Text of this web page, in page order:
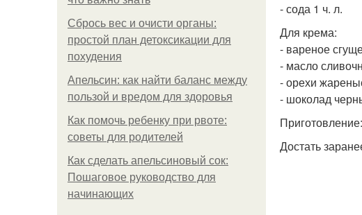
Сбрось вес и очисти органы:
простой план детоксикации для
похудения
Апельсин: как найти баланс между
пользой и вредом для здоровья
Как помочь ребенку при рвоте:
советы для родителей
Как сделать апельсиновый сок:
Пошаговое руководство для
начинающих
- сода 1 ч. л.
Для крема:
- вареное
- масло
- орехи
- шоколад
Приготовление:
Достать